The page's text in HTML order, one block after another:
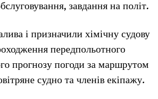
завдання на політ.
і призначили хімічну судову
передпольотного
прогнозу погоди за маршрутом
судно та членів екіпажу.